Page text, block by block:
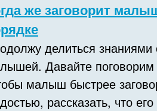
же заговорит
делиться знаниями
Давайте
малыш быстрее
рассказать, что